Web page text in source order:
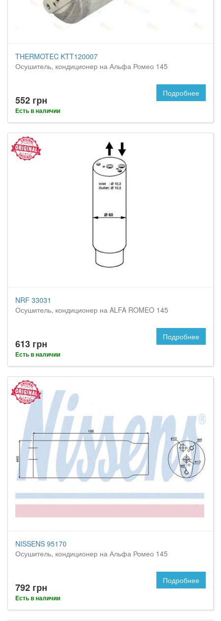
THERMOTEC KTT120007
Осушитель, кондиционер на Альфа Ромео 145
552 грн
Есть в наличии
Подробнее
NRF 33031
Осушитель, кондиционер на ALFA ROMEO 145
613 грн
Есть в наличии
Подробнее
NISSENS 95170
Осушитель, кондиционер на Альфа Ромео 145
792 грн
Есть в наличии
Подробнее